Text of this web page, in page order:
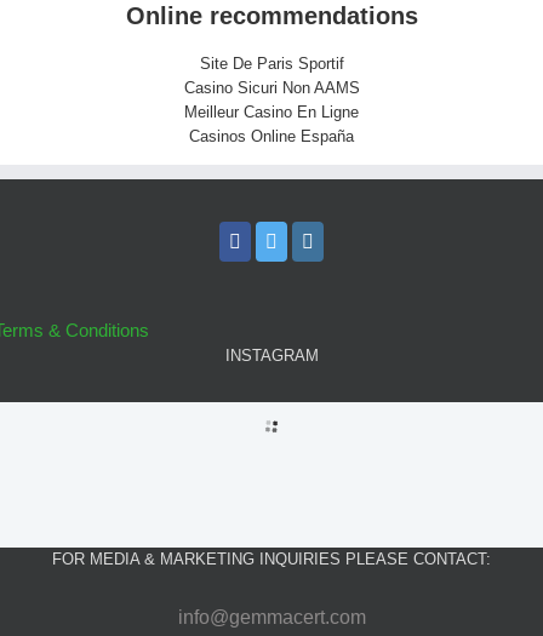
Online recommendations
Site De Paris Sportif
Casino Sicuri Non AAMS
Meilleur Casino En Ligne
Casinos Online España
& Conditions
INSTAGRAM
FOR MEDIA & MARKETING INQUIRIES PLEASE CONTACT:
info@gemmacert.com